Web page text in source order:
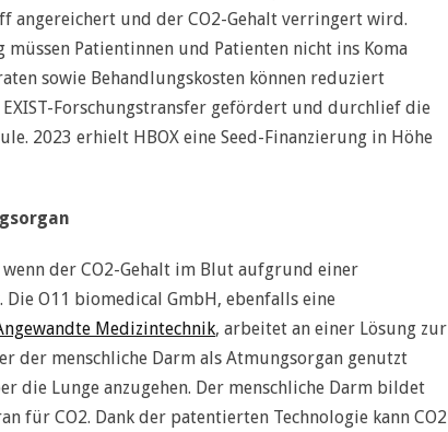
angereichert und der CO2-Gehalt verringert wird.
Patientinnen und Patienten nicht ins Koma
sowie Behandlungskosten können reduziert
Forschungstransfer gefördert und durchlief die
2023 erhielt HBOX eine Seed-Finanzierung in Höhe
der CO2-Gehalt im Blut aufgrund einer
O11 biomedical GmbH, ebenfalls eine
Medizintechnik, arbeitet an einer Lösung zur
der menschliche Darm als Atmungsorgan genutzt
die Lunge anzugehen. Der menschliche Darm bildet
für CO2. Dank der patentierten Technologie kann CO2